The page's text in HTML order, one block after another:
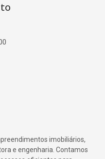
imobiliários,
e engenharia. Contamos